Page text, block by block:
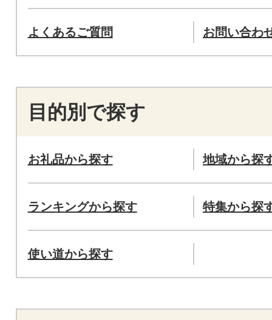
よくあるご質問 お問い合わ
目的別で探す
お礼品から探す 地域から探
ランキングから探す 特集から探
使い道から探す